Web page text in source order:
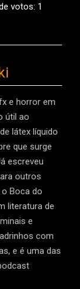
votos: 1
e horror em
útil ao
látex líquido
que surge
escreveu
outros
Boca do
literatura de
e
com
e é uma das